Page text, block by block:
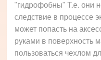
"гидрофобны" Т.е. они
следствие в процессе
может попасть на
руками в поверхность
пользоваться чехлом